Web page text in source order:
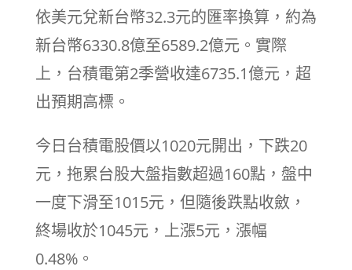
依美元兌新台幣32.3元的匯率換算，約為
新台幣6330.8億至6589.2億元。實際
上，台積電第2季營收達6735.1億元，超
出預期高標。
今日台積電股價以1020元開出，下跌20
元，拖累台股大盤指數超過160點，盤中
一度下滑至1015元，但隨後跌點收斂，
終場收於1045元，上漲5元，漲幅
0.48%。